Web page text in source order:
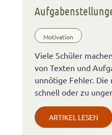
Motivation
Viele Schüler
von Texten und
unnötige Fehler. Die
schnell oder zu
ARTIKEL LESEN